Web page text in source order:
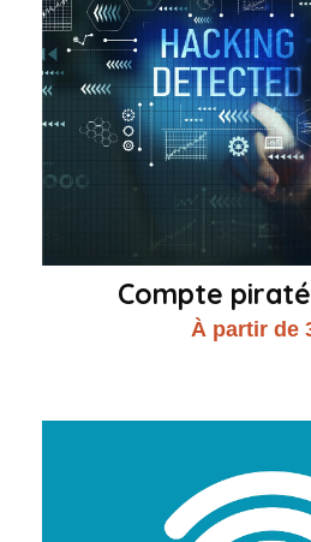
Compte
À partir de